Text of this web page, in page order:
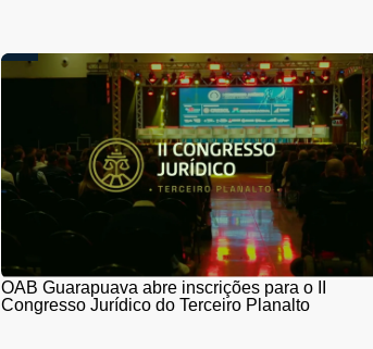
OAB Guarapuava abre inscrições para o II
Congresso Jurídico do Terceiro Planalto